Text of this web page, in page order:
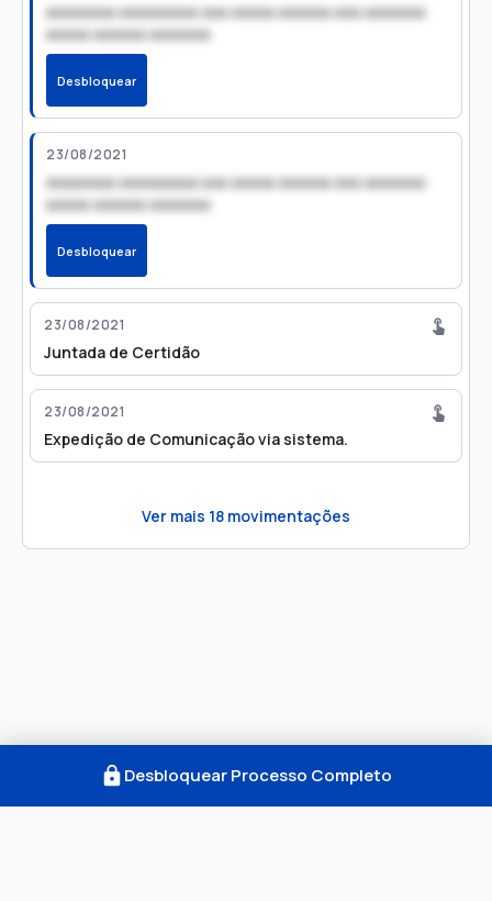
xxxxxxxx xxxxxxxxx xxx xxxxx xxxxxx xxx xxxxxxx
xxxxx xxxxxx xxxxxxx
Desbloquear
23/08/2021
xxxxxxxx xxxxxxxxx xxx xxxxx xxxxxx xxx xxxxxxx
xxxxx xxxxxx xxxxxxx
Desbloquear
23/08/2021
Juntada de Certidão
23/08/2021
Expedição de Comunicação via sistema.
Ver mais 18 movimentações
Desbloquear Processo Completo